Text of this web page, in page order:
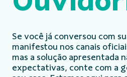
Se você já conversou com
manifestou nos canais
mas a solução apresentada
expectativas, conte com a